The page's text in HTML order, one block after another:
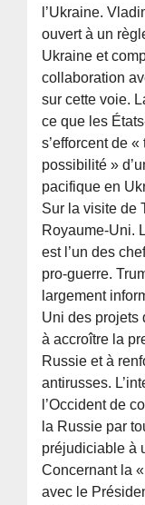
l’Ukraine.
ouvert à un
Ukraine et
collaboration
sur cette voie.
ce que les
s’efforcent de «
possibilité »
pacifique en
Sur la visite de
Royaume-Uni.
est l’un des
pro-guerre.
largement
Uni des projets
à accroître la
Russie et à
antirusses.
l’Occident de
la Russie par
préjudiciable à
Concernant la
avec le